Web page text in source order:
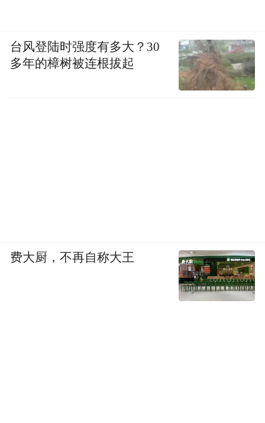
台风登陆时强度有多大？30
多年的樟树被连根拔起
费大厨，不再自称大王